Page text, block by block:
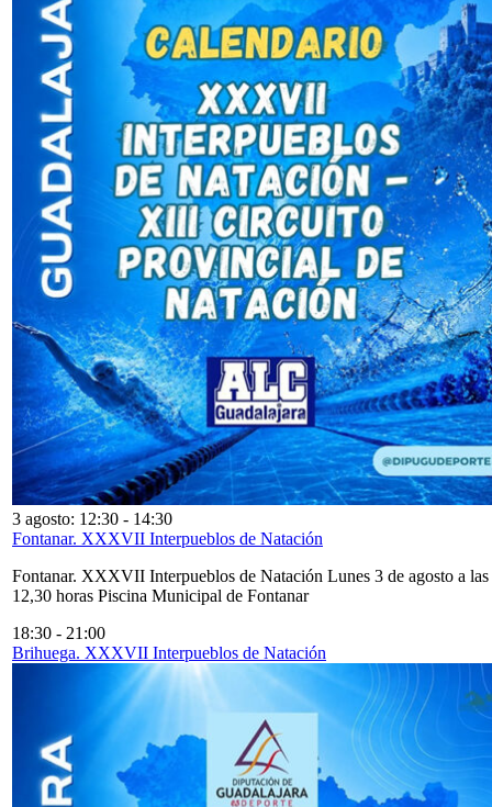
3 agosto: 12:30 - 14:30
Fontanar. XXXVII Interpueblos de Natación
Fontanar. XXXVII Interpueblos de Natación Lunes 3 de agosto a las
12,30 horas Piscina Municipal de Fontanar
18:30 - 21:00
Brihuega. XXXVII Interpueblos de Natación